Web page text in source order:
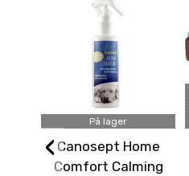
På lager
Canosept Home
Comfort Calming
‹